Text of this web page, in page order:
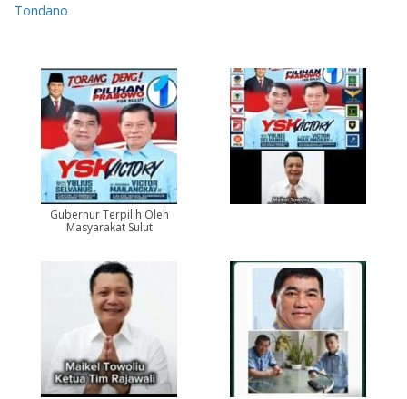
Tondano
Gubernur Terpilih Oleh
Masyarakat Sulut